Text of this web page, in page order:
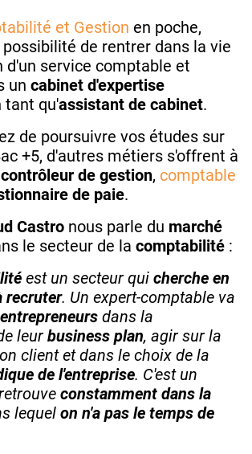
et Gestion en poche,
de rentrer dans la vie
d'un service comptable et
un cabinet d'expertise
tant qu'assistant de cabinet.
de poursuivre vos études sur
+5, d'autres métiers s'offrent à
contrôleur de gestion, comptable
de paie.
Castro nous parle du marché
le secteur de la comptabilité :
est un secteur qui cherche en
recruter. Un expert-comptable va
dans la
leur business plan, agir sur la
client et dans le choix de la
de l'entreprise. C'est un
constamment dans la
lequel on n'a pas le temps de